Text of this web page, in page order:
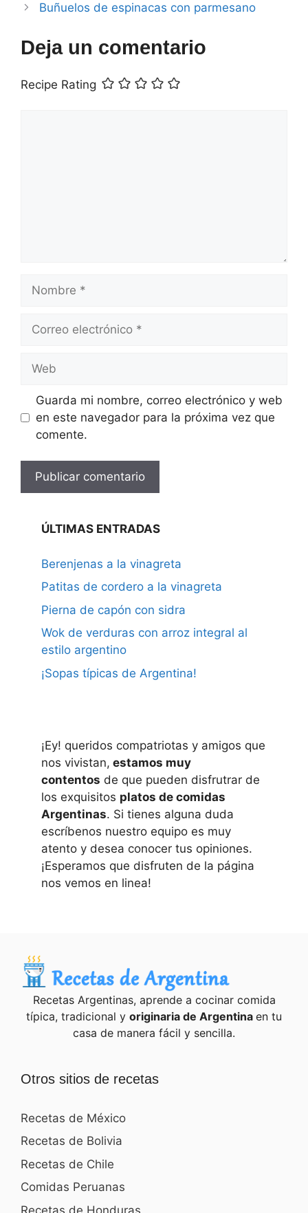
Buñuelos de espinacas con parmesano
Deja un comentario
Recipe Rating
electrónico
Guarda mi nombre, correo electrónico y web
en este navegador para la próxima vez que
comente.
ÚLTIMAS ENTRADAS
Berenjenas a la vinagreta
Patitas de cordero a la vinagreta
Pierna de capón con sidra
Wok de verduras con arroz integral al
estilo argentino
¡Sopas típicas de Argentina!
¡Ey! queridos compatriotas y amigos que
nos vivistan, estamos muy
contentos de que pueden disfrutrar de
los exquisitos platos de comidas
Argentinas. Si tienes alguna duda
escríbenos nuestro equipo es muy
atento y desea conocer tus opiniones.
¡Esperamos que disfruten de la página
nos vemos en linea!
Recetas Argentinas, aprende a cocinar comida
típica, tradicional y originaria de Argentina en tu
casa de manera fácil y sencilla.
Otros sitios de recetas
Recetas de México
Recetas de Bolivia
Recetas de Chile
Comidas Peruanas
Recetas de Honduras